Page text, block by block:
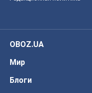
OBOZ.UA
Мир
Блоги